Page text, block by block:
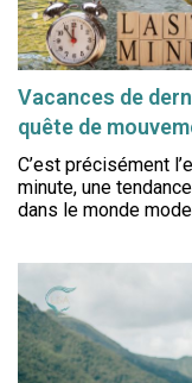
Vacances de
quête de
C’est précisément
minute, une
dans le monde